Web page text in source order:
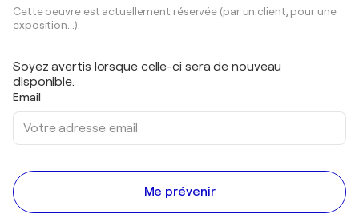
Cette oeuvre est actuellement réservée (par un client, pour une
exposition...).
Soyez avertis lorsque celle-ci sera de nouveau
disponible.
Email
Me prévenir